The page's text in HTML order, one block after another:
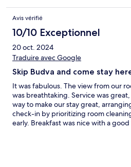
Avis vérifié
10/10 Exceptionnel
20 oct. 2024
Traduire avec Google
Skip Budva and come stay
It was fabulous. The view from our
was breathtaking. Service was
way to make our stay great,
check-in by prioritizing room
early. Breakfast was nice with a